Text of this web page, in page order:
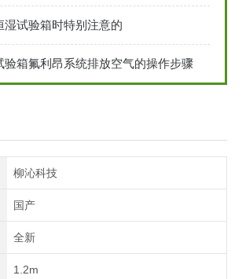
湿试验箱时特别注意的
验箱氟利昂系统排放空气的操作步骤
柳沁科技
国产
全新
1.2m